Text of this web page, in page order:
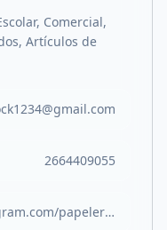
Comercial,
Artículos de
2664409055
https://www.instagram.com/papeleriablock.sl?igsh=MW05Z3RocjUwOTlvOA%3D%3D